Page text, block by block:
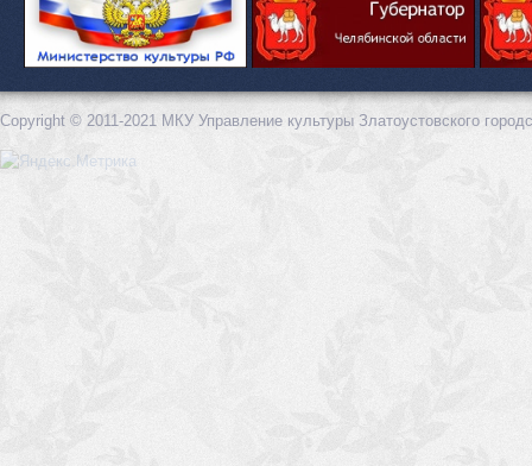
Copyright © 2011-2021 МКУ Управление культуры Златоустовского